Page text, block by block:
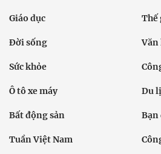
Giáo dục Thế
Đời sống
Sức khỏe
Ô tô xe máy Du
Bất động sản Bạn
Tuần Việt Nam